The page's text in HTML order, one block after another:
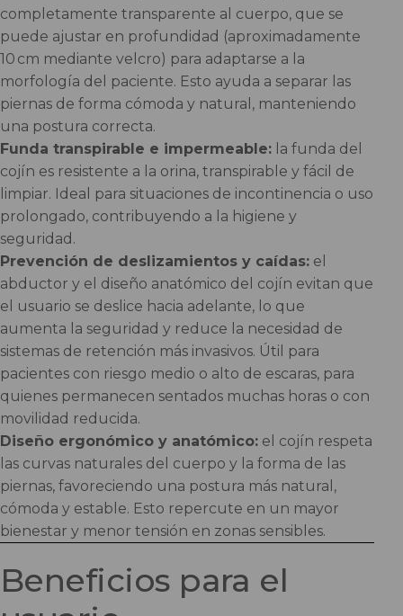
completamente transparente al cuerpo, que se
puede ajustar en profundidad (aproximadamente
10 cm mediante velcro) para adaptarse a la
morfología del paciente. Esto ayuda a separar las
piernas de forma cómoda y natural, manteniendo
una postura correcta.
Funda transpirable e impermeable: la funda del
cojín es resistente a la orina, transpirable y fácil de
limpiar. Ideal para situaciones de incontinencia o uso
prolongado, contribuyendo a la higiene y
seguridad.
Prevención de deslizamientos y caídas: el
abductor y el diseño anatómico del cojín evitan que
el usuario se deslice hacia adelante, lo que
aumenta la seguridad y reduce la necesidad de
sistemas de retención más invasivos. Útil para
pacientes con riesgo medio o alto de escaras, para
quienes permanecen sentados muchas horas o con
movilidad reducida.
Diseño ergonómico y anatómico: el cojín respeta
las curvas naturales del cuerpo y la forma de las
piernas, favoreciendo una postura más natural,
cómoda y estable. Esto repercute en un mayor
bienestar y menor tensión en zonas sensibles.
Beneficios para el